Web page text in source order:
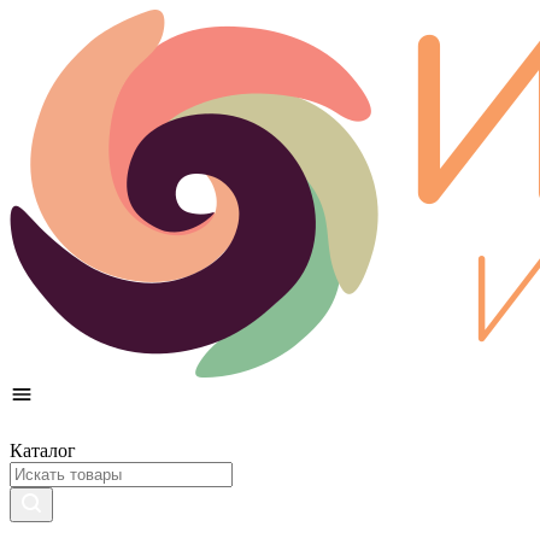
Каталог